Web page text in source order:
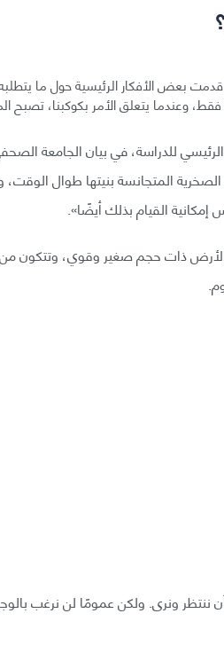
قدمت بعض الأفكار الرئيسية حول ما
وعندما يتعلق الأمر بكوكبنا، تصبح
للدراسة، في بيان الجامعة
الصخرية المتجانسة بنيتها طوال
إمكانية القيام بذلك أيضًا».
ذات حجم صغير وقوي، وتتكون
ننتظر ونرى. ولكن عمومًا لن نرغب